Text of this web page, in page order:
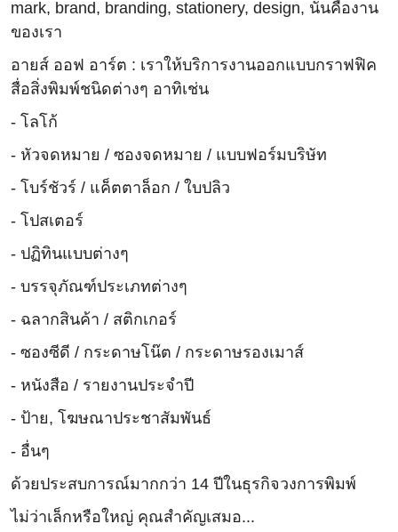
mark, brand, branding, stationery, design, นั่นคืองาน
ของเรา
อายส์ ออฟ อาร์ต : เราให้บริการงานออกแบบกราฟฟิค
สื่อสิ่งพิมพ์ชนิดต่างๆ อาทิเช่น
- โลโก้
- หัวจดหมาย / ซองจดหมาย / แบบฟอร์มบริษัท
- โบร์ชัวร์ / แค็ตตาล็อก / ใบปลิว
- โปสเตอร์
- ปฏิทินแบบต่างๆ
- บรรจุภัณฑ์ประเภทต่างๆ
- ฉลากสินค้า / สติกเกอร์
- ซองซีดี / กระดาษโน๊ต / กระดาษรองเมาส์
- หนังสือ / รายงานประจำปี
- ป้าย, โฆษณาประชาสัมพันธ์
- อื่นๆ
ด้วยประสบการณ์มากกว่า 14 ปีในธุรกิจวงการพิมพ์
ไม่ว่าเล็กหรือใหญ่ คุณสำคัญเสมอ...